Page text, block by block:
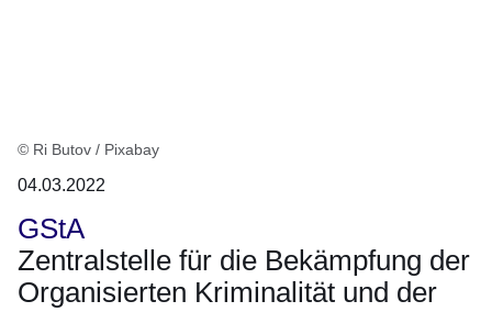
© Ri Butov / Pixabay
04.03.2022
GStA
Zentralstelle für die Bekämpfung der
Organisierten Kriminalität und der